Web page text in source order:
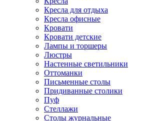
Кресла для отдыха
Кресла офисные
Кровати
Кровати детские
Лампы и торшеры
Люстры
Настенные светильники
Оттоманки
Письменные столы
Придиванные столики
Пуф
Стеллажи
Столы журнальные